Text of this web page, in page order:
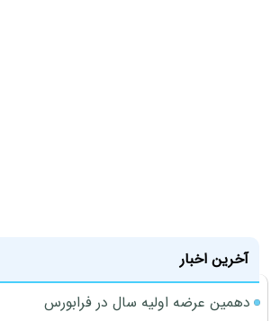
آخرین اخبار
دهمین عرضه اولیه سال در فرابورس